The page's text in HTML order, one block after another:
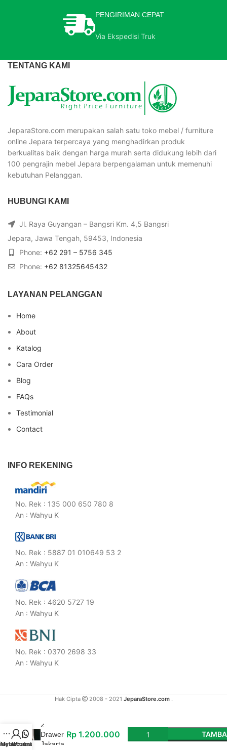
PENGIRIMAN CEPAT
Via Ekspedisi Truk
TENTANG KAMI
JeparaStore.com merupakan salah satu toko mebel / furniture
online Jepara terpercaya yang menghadirkan produk
berkualitas baik dengan harga murah serta didukung lebih dari
100 pengrajin mebel Jepara berpengalaman untuk memenuhi
kebutuhan Pelanggan.
HUBUNGI KAMI
Jl. Raya Guyangan – Bangsri Km. 4,5 Bangsri
Jepara, Jawa Tengah, 59453, Indonesia
Phone: +62 291 – 5756 345
Phone: +62 81325645432
LAYANAN PELANGGAN
Home
About
Katalog
Cara Order
Blog
FAQs
Testimonial
Contact
INFO REKENING
No. Rek : 135 000 650 780 8
An : Wahyu K
No. Rek : 5887 01 010649 53 2
An : Wahyu K
No. Rek : 4620 5727 19
An : Wahyu K
No. Rek : 0370 2698 33
An : Wahyu K
Hak Cipta 2008 - 2021 JeparaStore.com.
2
Drawer
Jakarta
Rp 1.200.000
My account
Whatsapp